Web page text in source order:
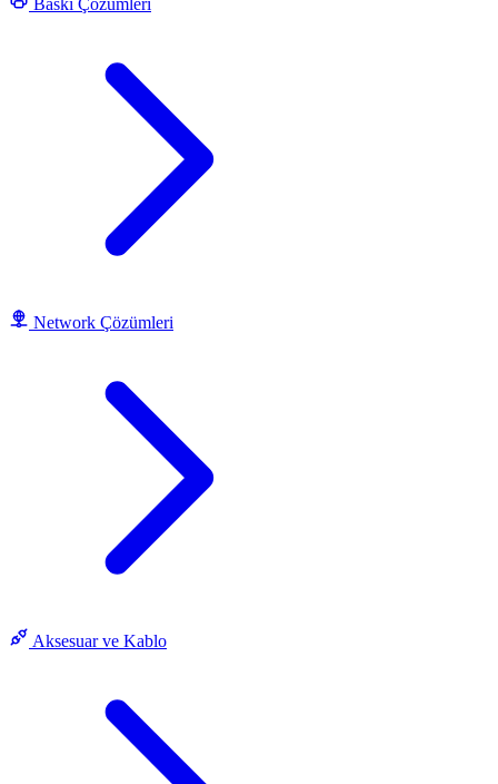
Baskı Çözümleri
Network Çözümleri
Aksesuar ve Kablo